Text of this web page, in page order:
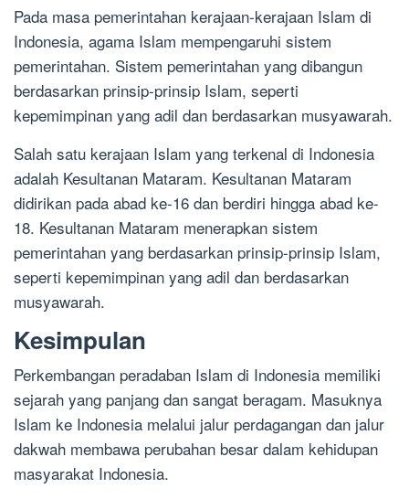
Pada masa pemerintahan kerajaan-kerajaan Islam di
Indonesia, agama Islam mempengaruhi sistem
pemerintahan. Sistem pemerintahan yang dibangun
berdasarkan prinsip-prinsip Islam, seperti
kepemimpinan yang adil dan berdasarkan musyawarah.
Salah satu kerajaan Islam yang terkenal di Indonesia
adalah Kesultanan Mataram. Kesultanan Mataram
didirikan pada abad ke-16 dan berdiri hingga abad ke-
18. Kesultanan Mataram menerapkan sistem
pemerintahan yang berdasarkan prinsip-prinsip Islam,
seperti kepemimpinan yang adil dan berdasarkan
musyawarah.
Kesimpulan
Perkembangan peradaban Islam di Indonesia memiliki
sejarah yang panjang dan sangat beragam. Masuknya
Islam ke Indonesia melalui jalur perdagangan dan jalur
dakwah membawa perubahan besar dalam kehidupan
masyarakat Indonesia.